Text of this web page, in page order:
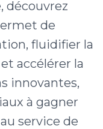
découvrez
de
fluidifier la
accélérer la
innovantes,
à gagner
service de